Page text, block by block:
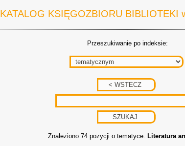
KATALOG KSIĘGOZBIORU BIBLIOTEKI
Przeszukiwanie po indeksie:
Znaleziono 74 pozycji o tematyce: Literatura